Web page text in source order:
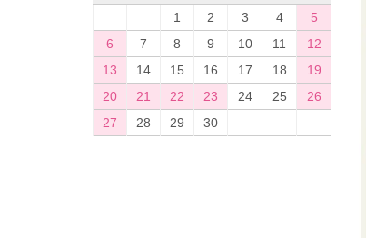
1
2 3 4
5
6
7 8 9 10 11
12
13
14 15 16 17 18
19
20
21 22 23 24 25
26
27
28 29 30